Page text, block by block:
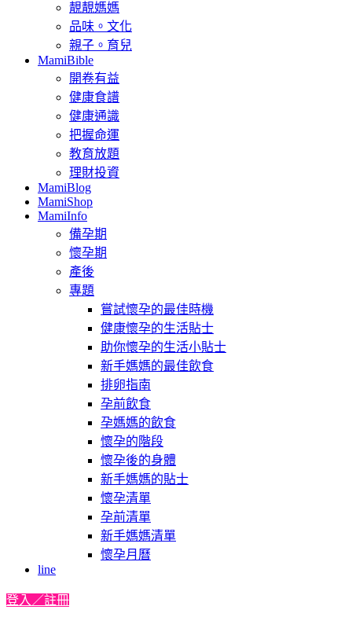
靚靚媽媽
品味。文化
親子。育兒
MamiBible
開卷有益
健康食譜
健康通識
把握命運
教育放題
理財投資
MamiBlog
MamiShop
MamiInfo
備孕期
懷孕期
產後
專題
嘗試懷孕的最佳時機
健康懷孕的生活貼士
助你懷孕的生活小貼士
新手媽媽的最佳飲食
排卵指南
孕前飲食
孕媽媽的飲食
懷孕的階段
懷孕後的身體
新手媽媽的貼士
懷孕清單
孕前清單
新手媽媽清單
懷孕月曆
line
登入／註冊